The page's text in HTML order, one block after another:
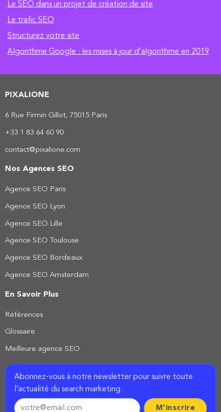
Le SEO dans un projet de création de site
Le trafic SEO
Structurez votre site
Algorithme Google : les mises à jour d’algorithme en 2019
PIXALIONE
6 Rue Firmin Gillot, 75015 Paris
+33 1 83 64 60 90
contact@pixalione.com
Nos Agences SEO
Agence SEO Paris
Agence SEO Lyon
Agence SEO Lille
Agence SEO Toulouse
Agence SEO Bordeaux
Agence SEO Amsterdam
En Savoir Plus
Références
Glossaire
Meilleure agence SEO
Abonnez-vous à notre newsletter pour suivre toute
l’actualité du search marketing.